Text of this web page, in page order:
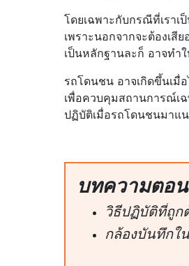
โดยเฉพาะกับกรณีที่เราเ
เพราะนอกจากจะต้องเสี
เป็นหลักฐานละก็ อาจทำ
รถโดนชน อาจเกิดขึ้นเมื่
เพื่อควบคุมสถานการณ์เ
ปฏิบัติเมื่อรถโดนชนมาแ
บทความตอ
วิธีปฏิบัติที่ถูก
กล้องบันทึกใ